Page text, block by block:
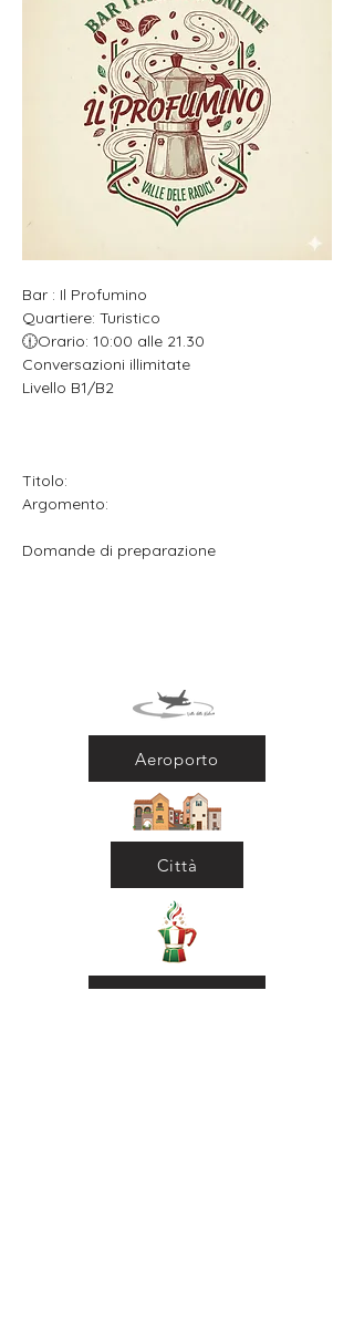
Bar : Il Profumino
Quartiere: Turistico
🕧Orario: 10:00 alle 21.30
Conversazioni illimitate
Livello B1/B2
Titolo:
Argomento:
Domande di preparazione
Aeroporto
Città